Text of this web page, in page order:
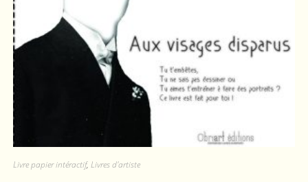
Livre papier intéractif, Livres d'artiste